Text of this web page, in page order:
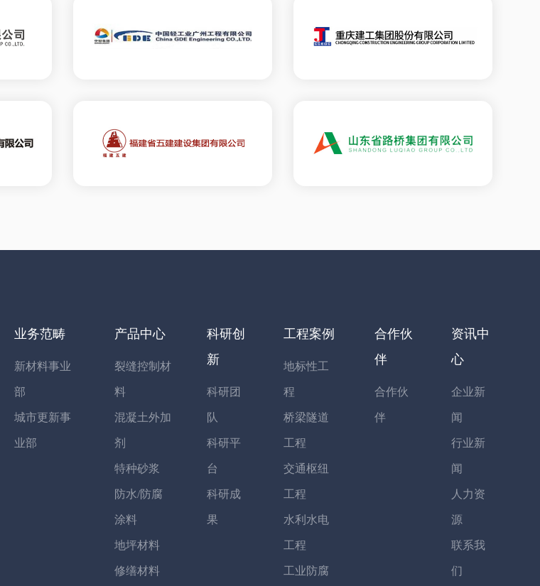
业务范畴
新材料事业
部
城市更新事
业部
产品中心
裂缝控制材
料
混凝土外加
剂
特种砂浆
防水/防腐
涂料
地坪材料
修缮材料
科研创
新
科研团
队
科研平
台
科研成
果
工程案例
地标性工
程
桥梁隧道
工程
交通枢纽
工程
水利水电
工程
工业防腐
合作伙
伴
合作伙
伴
资讯中
心
企业新
闻
行业新
闻
人力资
源
联系我
们